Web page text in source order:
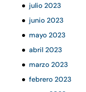
julio 2023
junio 2023
mayo 2023
abril 2023
marzo 2023
febrero 2023